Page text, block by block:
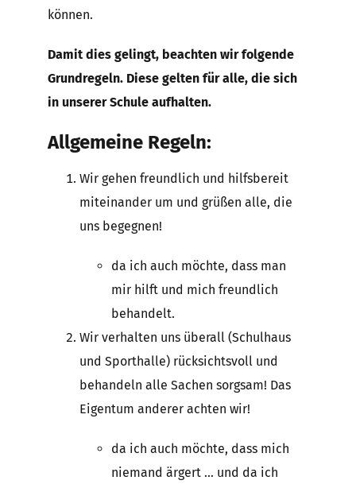
können.
Damit dies gelingt, beachten wir folgende
Grundregeln. Diese gelten für alle, die sich
in unserer Schule aufhalten.
Allgemeine Regeln:
Wir gehen freundlich und hilfsbereit
miteinander um und grüßen alle, die
uns begegnen!
da ich auch möchte, dass man
mir hilft und mich freundlich
behandelt.
Wir verhalten uns überall (Schulhaus
und Sporthalle) rücksichtsvoll und
behandeln alle Sachen sorgsam! Das
Eigentum anderer achten wir!
da ich auch möchte, dass mich
niemand ärgert … und da ich